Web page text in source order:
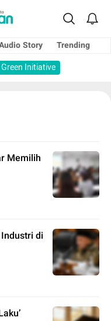
Story
Trending
Green Initiative
Memilih
di